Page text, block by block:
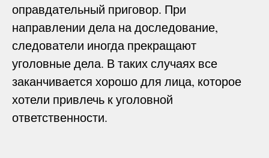
оправдательный приговор. При
направлении дела на доследование,
следователи иногда прекращают
уголовные дела. В таких случаях все
заканчивается хорошо для лица, которое
хотели привлечь к уголовной
ответственности.